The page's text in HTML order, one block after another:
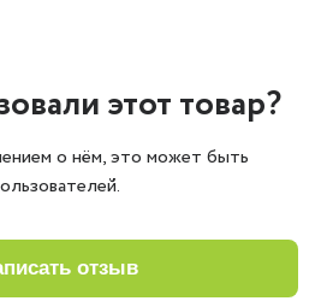
этот товар?
о нём, это может быть
отзыв